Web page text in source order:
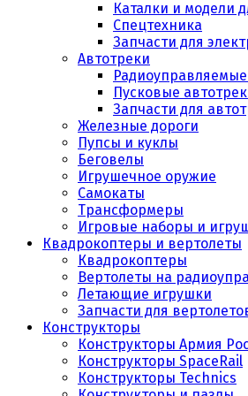
Каталки и модели
Спецтехника
Запчасти для
Автотреки
Пусковые
Запчасти для
Железные дороги
Пупсы и куклы
Беговелы
Игрушечное оружие
Самокаты
Трансформеры
Игровые наборы и
Квадрокоптеры и вертолеты
Квадрокоптеры
Вертолеты на
Летающие игрушки
Запчасти для
Конструкторы
Конструкторы Армия
Конструкторы SpaceRail
Конструкторы Technics